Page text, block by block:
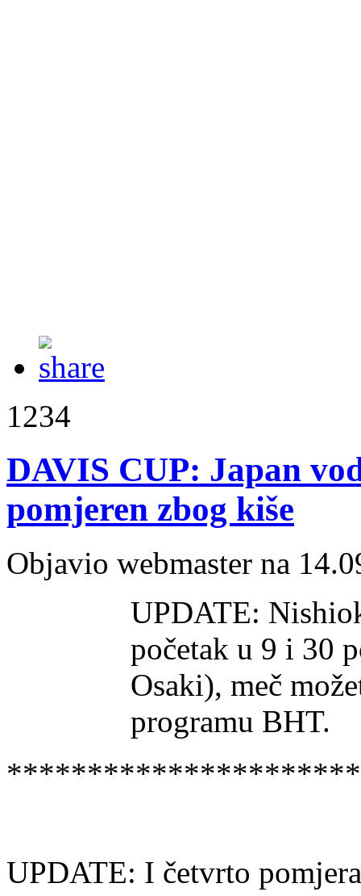
1234
DAVIS CUP: Japan
pomjeren zbog kiše
Objavio webmaster na
UPDATE:
početak u 9 i 30
Osaki), meč
programu BHT.
UPDATE: I četvrto